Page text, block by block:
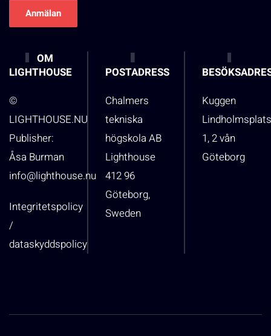
OM
LIGHTHOUSE
©
LIGHTHOUSE.NU
Publisher:
Åsa Burman
info@lighthouse.nu
Integritetspolicy
/
dataskyddspolicy
POSTADRESS
Chalmers
tekniska
högskola AB
Lighthouse
412 96
Göteborg,
Sweden
Kuggen
1, 2 vån
Göteborg